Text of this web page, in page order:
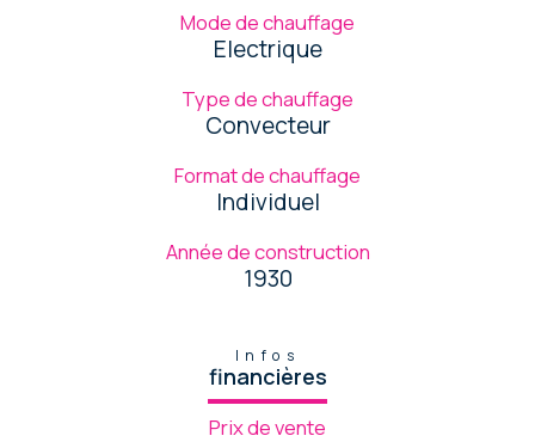
Mode de chauffage
Electrique
Type de chauffage
Convecteur
Format de chauffage
Individuel
Année de construction
1930
Infos
financières
Prix de vente